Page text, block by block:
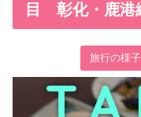
目 彰化・鹿港
旅行の様